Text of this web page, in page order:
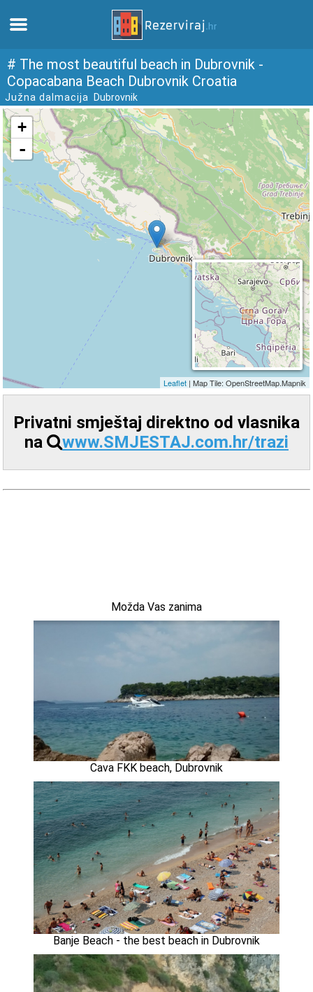
Home
Apartments
Tourist information
Beaches
webcams
# The most beautiful beach in Dubrovnik -
Copacabana Beach Dubrovnik Croatia
Južna dalmacija Dubrovnik
Privatni smještaj direktno od vlasnika
na
www.SMJESTAJ.com.hr/trazi
Možda Vas zanima
Cava FKK beach, Dubrovnik
Banje Beach - the best beach in Dubrovnik